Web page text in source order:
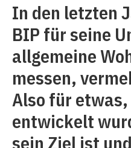
In den letzten
BIP für seine
allgemeine
messen,
Also für
entwickelt
sein Ziel ist